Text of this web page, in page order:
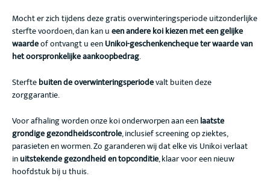
Mocht er zich tijdens deze gratis overwinteringsperiode uitzonderlijke
sterfte voordoen, dan kan ueen andere koi kiezen met een gelijke
waardeof ontvangt u eenUnikoi-geschenkencheque ter waarde van
het oorspronkelijke aankoopbedrag.
Sterftebuiten de overwinteringsperiodevalt buiten deze
zorggarantie.
Voor afhaling worden onze koi onderworpen aan eenlaatste
grondige gezondheidscontrole, inclusief screening op ziektes,
parasieten en wormen. Zo garanderen wij dat elke vis Unikoi verlaat
inuitstekende gezondheid en topconditie, klaar voor een nieuw
hoofdstuk bij u thuis.